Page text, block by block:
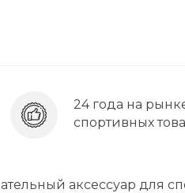
24 года на
спортивных
аксессуар для